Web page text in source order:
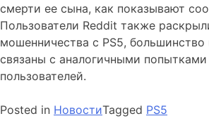
смерти ее сына, как показывают
Пользователи Reddit также
мошенничества с PS5, большинство
связаны с аналогичными попытками
пользователей.
Posted in НовостиTagged PS5